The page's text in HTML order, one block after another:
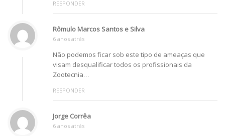
RESPONDER
Rômulo Marcos Santos e Silva
6 anos atrás
Não podemos ficar sob este tipo de ameaças que
visam desqualificar todos os profissionais da
Zootecnia…
RESPONDER
Jorge Corrêa
6 anos atrás